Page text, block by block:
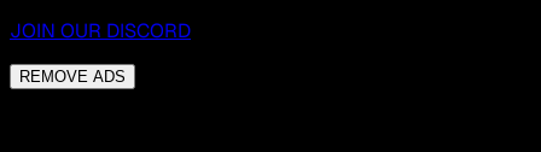
JOIN OUR DISCORD
REMOVE ADS